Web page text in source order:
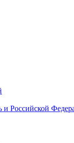
Российской